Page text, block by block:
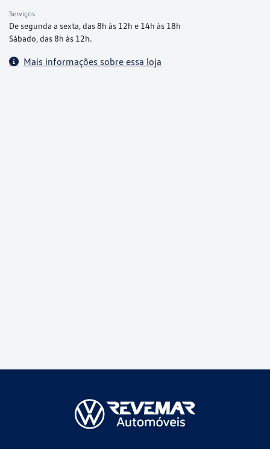
Serviços
De segunda a sexta, das 8h às 12h e 14h às 18h
Sábado, das 8h às 12h.
Mais informações sobre essa loja